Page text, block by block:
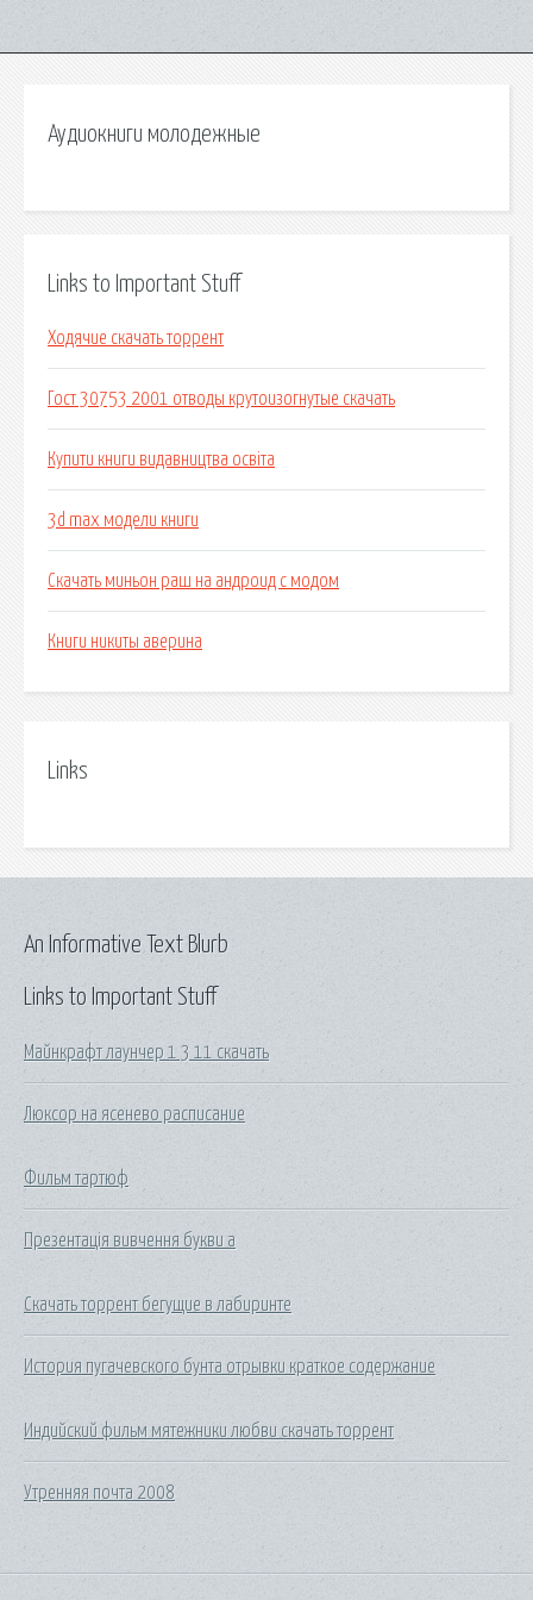
Аудиокниги молодежные
Links to Important Stuff
Ходячие скачать торрент
Гост 30753 2001 отводы крутоизогнутые скачать
Купити книги видавництва освіта
3d max модели книги
Скачать миньон раш на андроид с модом
Книги никиты аверина
Links
Links to Important Stuff
Майнкрафт лаунчер 1 3 11 скачать
Люксор на ясенево расписание
Фильм тартюф
Презентація вивчення букви а
Скачать торрент бегущие в лабиринте
История пугачевского бунта отрывки краткое содержание
Индийский фильм мятежники любви скачать торрент
Утренняя почта 2008
An Informative Text Blurb